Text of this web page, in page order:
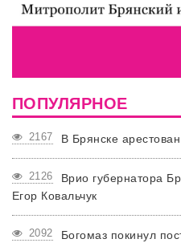
ПОПУЛЯРНОЕ
2167 В Брянске
2126
Врио губернатора
Егор Ковальчук
2092
Богомаз покинул